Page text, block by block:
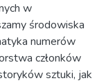
w
środowiska
numerów
członków
sztuki, jak